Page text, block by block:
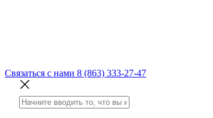
Связаться с нами 8 (863) 333-27-47